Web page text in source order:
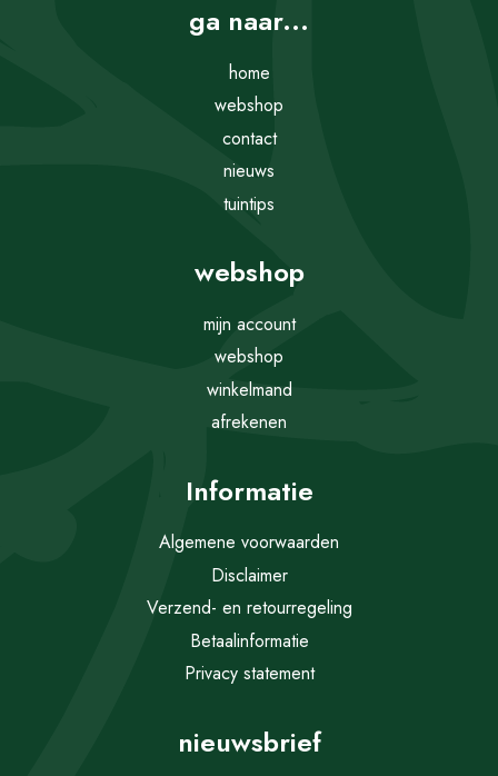
ga naar...
home
webshop
contact
nieuws
tuintips
webshop
mijn account
webshop
winkelmand
afrekenen
Informatie
Algemene voorwaarden
Disclaimer
Verzend- en retourregeling
Betaalinformatie
Privacy statement
nieuwsbrief